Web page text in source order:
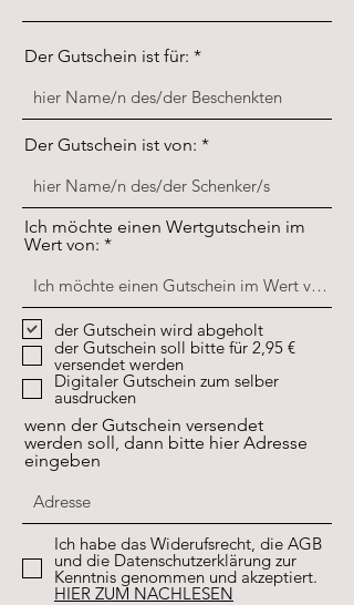
Der Gutschein ist für:
Der Gutschein ist von:
Ich möchte einen Wertgutschein im
Wert von:
der Gutschein wird abgeholt
der Gutschein soll bitte für 2,95 €
versendet werden
Digitaler Gutschein zum selber
ausdrucken
wenn der Gutschein versendet
werden soll, dann bitte hier Adresse
eingeben
Ich habe das Widerufsrecht, die AGB
und die Datenschutzerklärung zur
Kenntnis genommen und akzeptiert.
HIER ZUM NACHLESEN